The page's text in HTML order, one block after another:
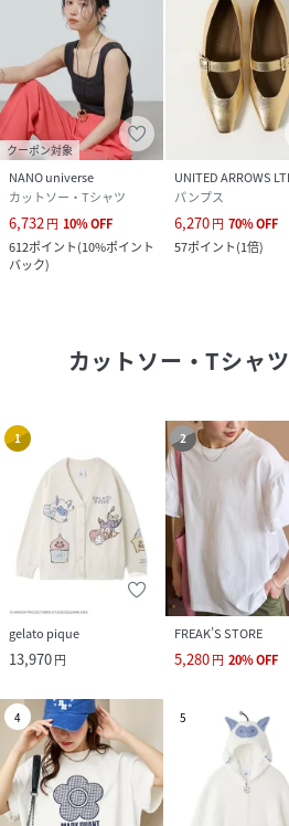
クーポン対象
NANO universe
カットソー・Tシャツ
6,732 円 10%OFF
612ポイント(10%ポイント
バック)
パンプス
6,270円 70%OFF
57ポイント(1倍)
カットソー・Tシャツ
1
gelato pique
13,970円
2
FREAK’S STORE
5,280円 20%OFF
4 5